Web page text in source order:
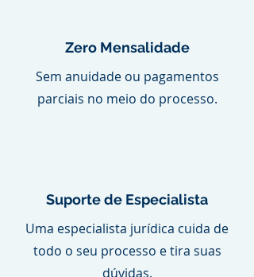
Zero Mensalidade
Sem anuidade ou pagamentos
parciais no meio do processo.
Suporte de Especialista
Uma especialista jurídica cuida de
todo o seu processo e tira suas
dúvidas.